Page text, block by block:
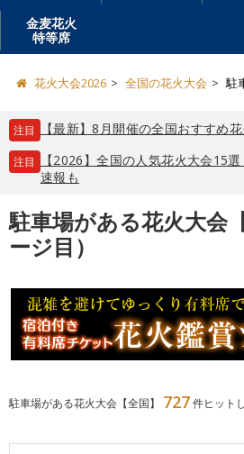
金麦花火
特等席
花火大会2026 全国の花火大会 駐
注目 【最新】8月開催の全国おすすめ
注目
【2026】全国の人気花火大会15
速報も
駐車場がある花火大会
ージ目）
駐車場がある花火大会【全国】 727件ヒット